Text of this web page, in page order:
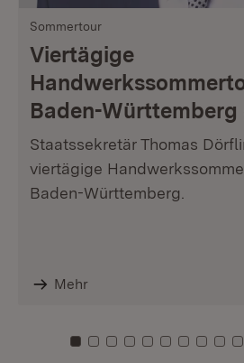
Sommertour
Viertägige
Baden-
Staatssekretär Thomas
viertägige
Baden-Württemberg.
Mehr
Zu Kachel: 0
Zu Kachel: 1
Zu Kachel: 2
Zu Kachel: 3
Zu Kachel: 4
ZuZuZuZu